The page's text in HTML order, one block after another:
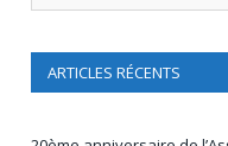
ARTICLES RÉCENTS